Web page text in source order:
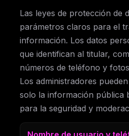
Las leyes de protección de
parámetros claros para el
información. Los datos
que identifican al titular,
números de teléfono y
Los administradores
solo la información pública
para la seguridad y